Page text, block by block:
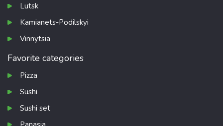
Lutsk
Kamianets-Podilskyi
Vinnytsia
Favorite categories
Pizza
Sushi
Sushi set